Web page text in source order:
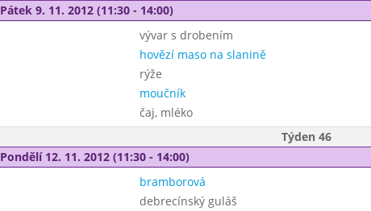
Pátek 9. 11. 2012 (11:30 - 14:00)
vývar s drobením
hovězí maso na slanině
rýže
moučník
čaj, mléko
Týden 46
Pondělí 12. 11. 2012 (11:30 - 14:00)
bramborová
debrecínský guláš